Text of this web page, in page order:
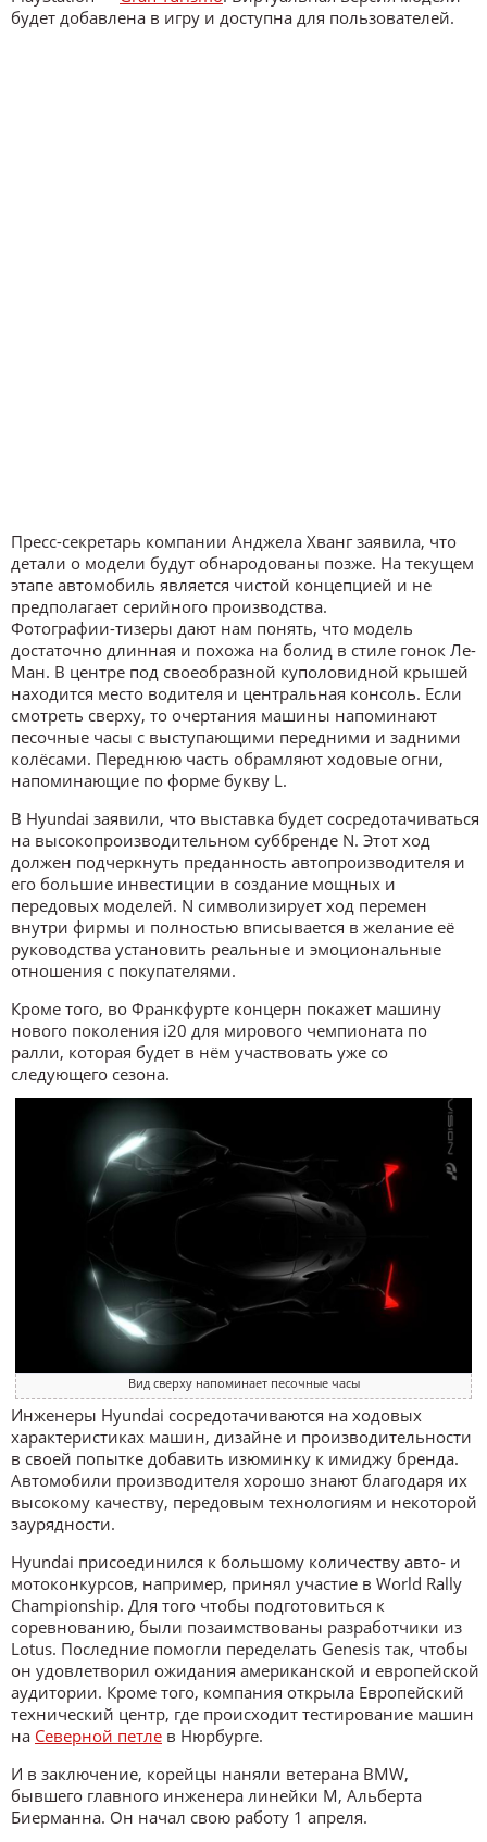
будет добавлена в игру и доступна для пользователей.
Пресс-секретарь компании Анджела Хванг заявила, что
детали о модели будут обнародованы позже. На текущем
этапе автомобиль является чистой концепцией и не
предполагает серийного производства.
Фотографии-тизеры дают нам понять, что модель
достаточно длинная и похожа на болид в стиле гонок Ле-
Ман. В центре под своеобразной куполовидной крышей
находится место водителя и центральная консоль. Если
смотреть сверху, то очертания машины напоминают
песочные часы с выступающими передними и задними
колёсами. Переднюю часть обрамляют ходовые огни,
напоминающие по форме букву L.
В Hyundai заявили, что выставка будет сосредотачиваться
на высокопроизводительном суббренде N. Этот ход
должен подчеркнуть преданность автопроизводителя и
его большие инвестиции в создание мощных и
передовых моделей. N символизирует ход перемен
внутри фирмы и полностью вписывается в желание её
руководства установить реальные и эмоциональные
отношения с покупателями.
Кроме того, во Франкфурте концерн покажет машину
нового поколения i20 для мирового чемпионата по
ралли, которая будет в нём участвовать уже со
следующего сезона.
Вид сверху напоминает песочные часы
Инженеры Hyundai сосредотачиваются на ходовых
характеристиках машин, дизайне и производительности
в своей попытке добавить изюминку к имиджу бренда.
Автомобили производителя хорошо знают благодаря их
высокому качеству, передовым технологиям и некоторой
заурядности.
Hyundai присоединился к большому количеству авто- и
мотоконкурсов, например, принял участие в World Rally
Championship. Для того чтобы подготовиться к
соревнованию, были позаимствованы разработчики из
Lotus. Последние помогли переделать Genesis так, чтобы
он удовлетворил ожидания американской и европейской
аудитории. Кроме того, компания открыла Европейский
технический центр, где происходит тестирование машин
на Северной петле в Нюрбурге.
И в заключение, корейцы наняли ветерана BMW,
бывшего главного инженера линейки M, Альберта
Биерманна. Он начал свою работу 1 апреля.